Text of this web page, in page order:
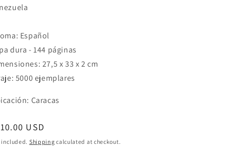
Español
dura - 144 páginas
27,5 x 33 x 2 cm
5000 ejemplares
Caracas
USD
included. Shipping calculated at checkout.